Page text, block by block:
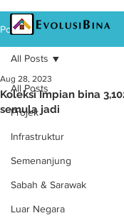
Post
All Posts
Projek
Infrastruktur
Semenanjung
Sabah & Sarawak
Luar Negara
All Posts
Koleksi Impian bina
semula jadi
Aug 28, 2023